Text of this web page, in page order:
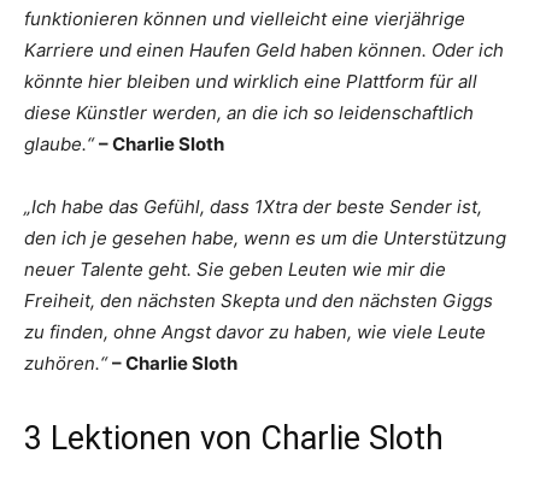
funktionieren können und vielleicht eine vierjährige
Karriere und einen Haufen Geld haben können. Oder ich
könnte hier bleiben und wirklich eine Plattform für all
diese Künstler werden, an die ich so leidenschaftlich
glaube.“ – Charlie Sloth
„Ich habe das Gefühl, dass 1Xtra der beste Sender ist,
den ich je gesehen habe, wenn es um die Unterstützung
neuer Talente geht. Sie geben Leuten wie mir die
Freiheit, den nächsten Skepta und den nächsten Giggs
zu finden, ohne Angst davor zu haben, wie viele Leute
zuhören.“ – Charlie Sloth
3 Lektionen von Charlie Sloth